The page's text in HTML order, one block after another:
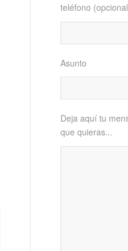
teléfono
Asunto
Deja aquí tu
que quieras...